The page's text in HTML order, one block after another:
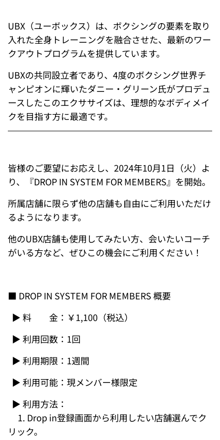
UBX（ユーボックス）は、ボクシングの要素を取り
入れた全身トレーニングを融合させた、最新のワー
クアウトプログラムを提供しています。
UBXの共同設立者であり、4度のボクシング世界チ
ャンピオンに輝いたダニー・グリーン氏がプロデュ
ースしたこのエクササイズは、理想的なボディメイ
クを目指す方に最適です。
皆様のご要望にお応えし、2024年10月1日（火）よ
り、『DROP IN SYSTEM FOR MEMBERS』を開始。
所属店舗に限らず他の店舗も自由にご利用いただけ
るようになります。
他のUBX店舗も使用してみたい方、会いたいコーチ
がいる方など、ぜひこの機会にご利用ください！
■ DROP IN SYSTEM FOR MEMBERS概要
▶ 料 金：￥1,100（税込）
▶ 利用回数：1回
▶ 利用期限：1週間
▶ 利用可能：現メンバー様限定
▶ 利用方法：
1. Drop in登録画面から利用したい店舗選んでク
リック。